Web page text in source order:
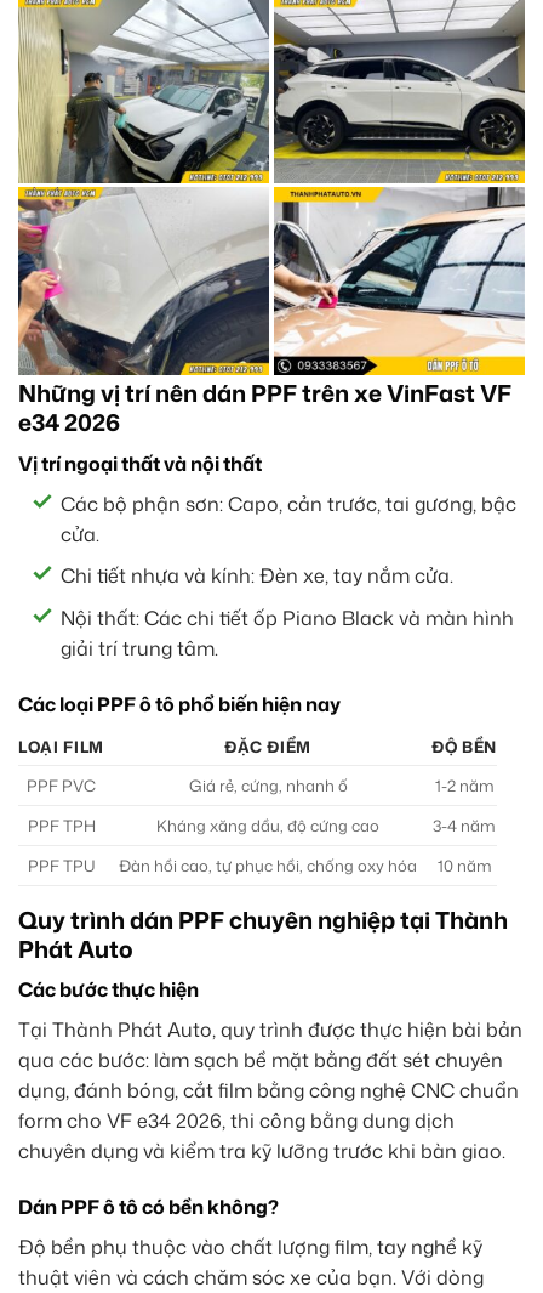
Những vị trí nên dán PPF trên xe VinFast VF
e34 2026
Vị trí ngoại thất và nội thất
Các bộ phận sơn: Capo, cản trước, tai gương, bậc
cửa.
Chi tiết nhựa và kính: Đèn xe, tay nắm cửa.
Nội thất: Các chi tiết ốp Piano Black và màn hình
giải trí trung tâm.
Các loại PPF ô tô phổ biến hiện nay
LOẠI FILM ĐẶC ĐIỂM
ĐỘ BỀN
PPF PVC
Giá rẻ, cứng, nhanh ố
1-2 năm
PPF TPH
Kháng xăng dầu, độ cứng cao
3-4 năm
PPF TPU
Đàn hồi cao, tự phục hồi, chống oxy hóa 10 năm
Quy trình dán PPF chuyên nghiệp tại Thành
Phát Auto
Các bước thực hiện
Tại Thành Phát Auto, quy trình được thực hiện bài bản
qua các bước: làm sạch bề mặt bằng đất sét chuyên
dụng, đánh bóng, cắt film bằng công nghệ CNC chuẩn
form cho VF e34 2026, thi công bằng dung dịch
chuyên dụng và kiểm tra kỹ lưỡng trước khi bàn giao.
Dán PPF ô tô có bền không?
Độ bền phụ thuộc vào chất lượng film, tay nghề kỹ
thuật viên và cách chăm sóc xe của bạn. Với dòng